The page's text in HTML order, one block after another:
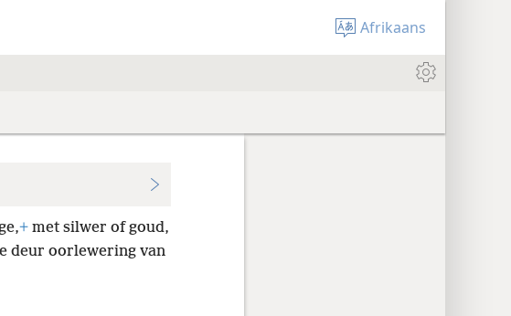
Afrikaans
+met silwer of goud,
deur oorlewering van